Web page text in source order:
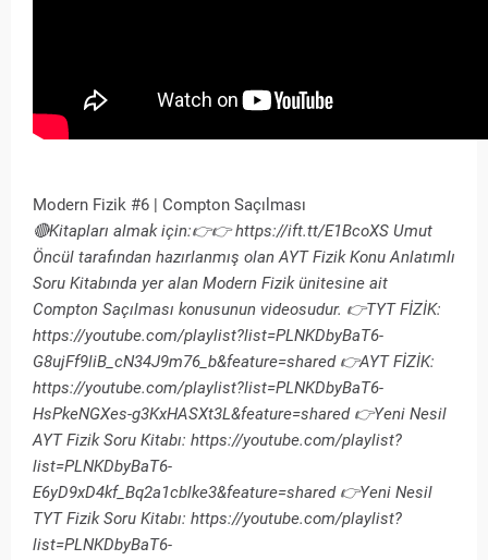
Modern Fizik #6 | Compton Saçılması
🔴Kitapları almak için:👉👉 https://ift.tt/E1BcoXS Umut
Öncül tarafından hazırlanmış olan AYT Fizik Konu Anlatımlı
Soru Kitabında yer alan Modern Fizik ünitesine ait
Compton Saçılması konusunun videosudur. 👉TYT FİZİK:
https://youtube.com/playlist?list=PLNKDbyBaT6-
G8ujFf9liB_cN34J9m76_b&feature=shared 👉AYT FİZİK:
https://youtube.com/playlist?list=PLNKDbyBaT6-
HsPkeNGXes-g3KxHASXt3L&feature=shared 👉Yeni Nesil
AYT Fizik Soru Kitabı: https://youtube.com/playlist?
list=PLNKDbyBaT6-
E6yD9xD4kf_Bq2a1cblke3&feature=shared 👉Yeni Nesil
TYT Fizik Soru Kitabı: https://youtube.com/playlist?
list=PLNKDbyBaT6-